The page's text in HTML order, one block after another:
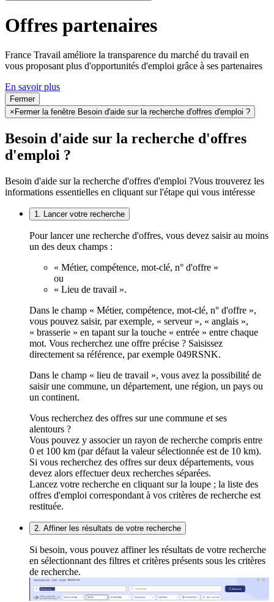
Offres partenaires
France Travail améliore la transparence du marché du travail en
vous proposant plus d'opportunités d'emploi grâce à ses partenaires
En savoir plus
Fermer
× Fermer la fenêtre Besoin d'aide sur la recherche d'offres d'emploi ?
Besoin d'aide sur la recherche d'offres
d'emploi ?
Besoin d'aide sur la recherche d'offres d'emploi ?Vous trouverez les
informations essentielles en cliquant sur l'étape qui vous intéresse
1. Lancer votre recherche
Pour lancer une recherche d'offres, vous devez saisir au moins
un des deux champs :
« Métier, compétence, mot-clé, n° d'offre »
ou
« Lieu de travail ».
Dans le champ « Métier, compétence, mot-clé, n° d'offre »,
vous pouvez saisir, par exemple, « serveur », « anglais »,
« brasserie » en tapant sur la touche « entrée » entre chaque
mot. Vous recherchez une offre précise ? Saisissez
directement sa référence, par exemple 049RSNK.
Dans le champ « lieu de travail », vous avez la possibilité de
saisir une commune, un département, une région, un pays ou
un continent.
Vous recherchez des offres sur une commune et ses
alentours ?
Vous pouvez y associer un rayon de recherche compris entre
0 et 100 km (par défaut la valeur sélectionnée est de 10 km).
Si vous recherchez des offres sur deux départements, vous
devez alors effectuer deux recherches séparées.
Lancez votre recherche en cliquant sur la loupe ; la liste des
offres d'emploi correspondant à vos critères de recherche est
restituée.
2. Affiner les résultats de votre recherche
Si besoin, vous pouvez affiner les résultats de votre recherche
en sélectionnant des filtres et critères présents sous les critères
de recherche.